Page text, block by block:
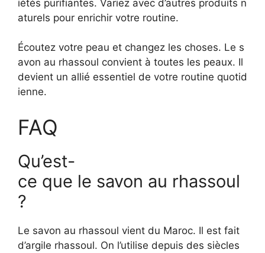
iétés purifiantes. Variez avec d’autres produits n
aturels pour enrichir votre routine.
Écoutez votre peau et changez les choses. Le s
avon au rhassoul convient à toutes les peaux. Il
devient un allié essentiel de votre routine quotid
ienne.
FAQ
Qu’est-
ce que le savon au rhassoul
?
Le savon au rhassoul vient du Maroc. Il est fait
d’argile rhassoul. On l’utilise depuis des siècles